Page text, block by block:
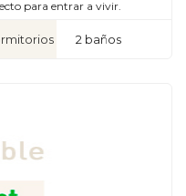
para entrar a vivir.
2 baños